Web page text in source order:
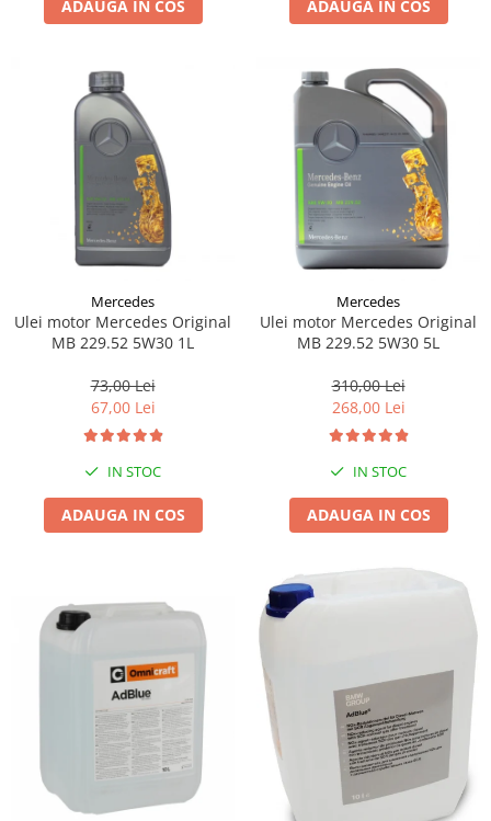
Lichid de frana
Filtre moto
Filtru combustibil
Buson golire ulei
Filtru ulei moto
Filtru aer moto
Intretinere si curatare filtre moto
Intretinere moto
Curatare moto
Covor moto
Genti bagaje moto
Suporti si placi prindere
ADAUGA IN COS ADAUGA IN COS
Mercedes
Ulei motor Mercedes Original
MB 229.52 5W30 1L
73,00 Lei
67,00 Lei
IN STOC
ADAUGA IN COS
Mercedes
Ulei motor Mercedes Original
MB 229.52 5W30 5L
310,00 Lei
268,00 Lei
IN STOC
ADAUGA IN COS